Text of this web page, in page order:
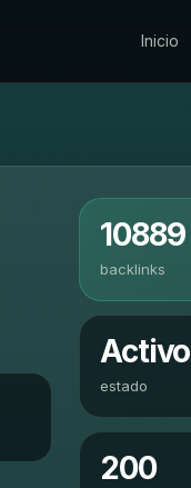
Inicio
10889
backlinks
Activo
estado
200